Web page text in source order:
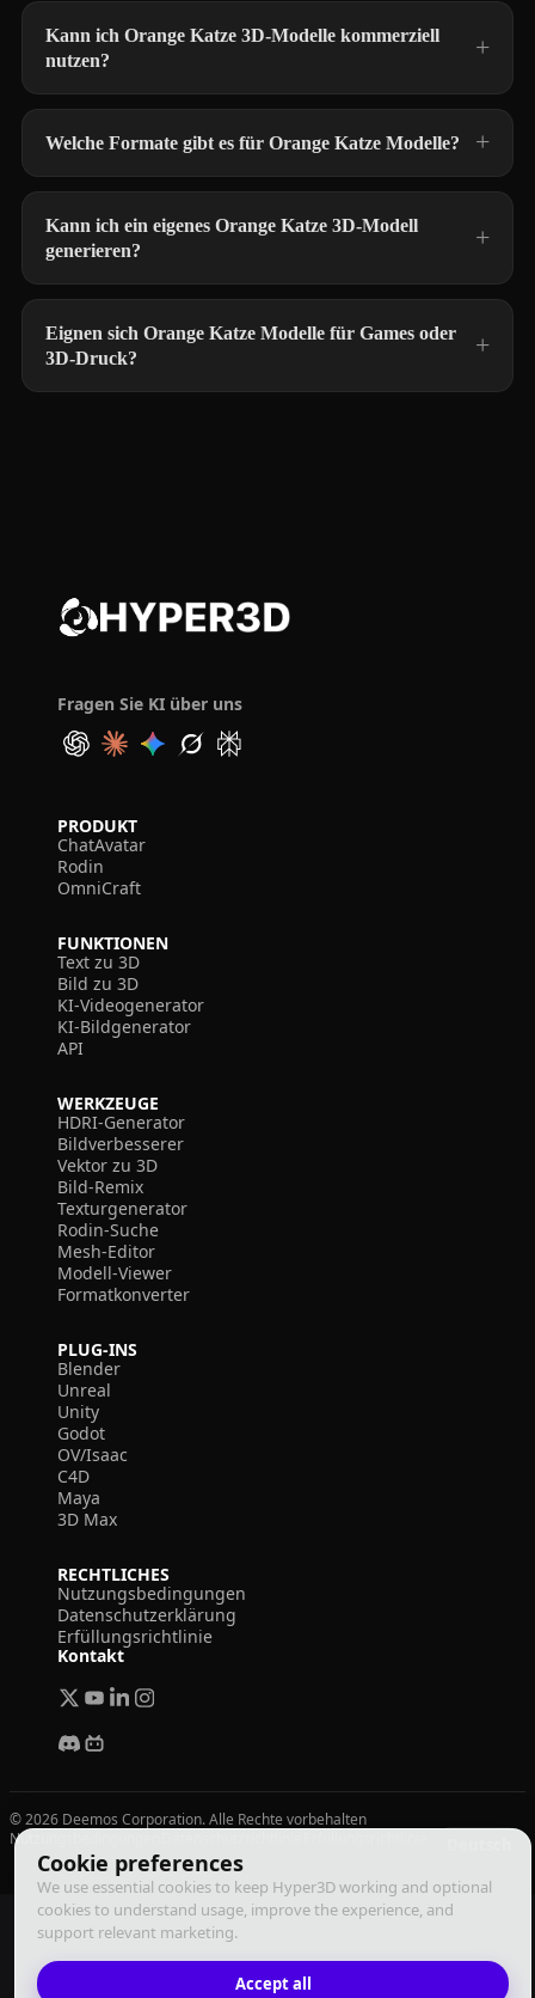
Cookie preferences
We use essential cookies to keep Hyper3D working and optional
cookies to understand usage, improve the experience, and
support relevant marketing.
Accept all
Kann ich Orange Katze 3D-Modelle kommerziell
nutzen?
Welche Formate gibt es für Orange Katze Modelle?
Kann ich ein eigenes Orange Katze 3D-Modell
generieren?
Eignen sich Orange Katze Modelle für Games oder
3D-Druck?
Fragen Sie KI über uns
PRODUKT
ChatAvatar
Rodin
OmniCraft
FUNKTIONEN
Text zu 3D
Bild zu 3D
KI-Videogenerator
KI-Bildgenerator
API
WERKZEUGE
HDRI-Generator
Bildverbesserer
Vektor zu 3D
Bild-Remix
Texturgenerator
Rodin-Suche
Mesh-Editor
Modell-Viewer
Formatkonverter
PLUG-INS
Blender
Unreal
Unity
Godot
OV/Isaac
C4D
Maya
3D Max
RECHTLICHES
Nutzungsbedingungen
Datenschutzerklärung
Erfüllungsrichtlinie
Kontakt
© 2026 Deemos Corporation. Alle Rechte vorbehalten
Nutzungsbedingungen